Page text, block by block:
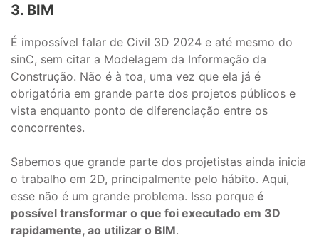
3. BIM
É impossível falar de Civil 3D 2024 e até mesmo do
sinC, sem citar a Modelagem da Informação da
Construção. Não é à toa, uma vez que ela já é
obrigatória em grande parte dos projetos públicos e
vista enquanto ponto de diferenciação entre os
concorrentes.
Sabemos que grande parte dos projetistas ainda inicia
o trabalho em 2D, principalmente pelo hábito. Aqui,
esse não é um grande problema. Isso porque é
possível transformar o que foi executado em 3D
rapidamente, ao utilizar o BIM.